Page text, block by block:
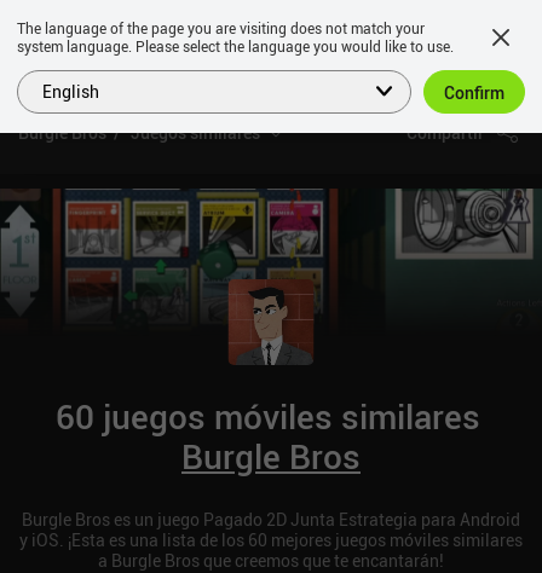
Burgle Bros Juegos similares Compartir
60 juegos móviles similares
Burgle Bros
Burgle Bros es un juego Pagado 2D Junta Estrategia para Android
y iOS. ¡Esta es una lista de los 60 mejores juegos móviles similares
a Burgle Bros que creemos que te encantarán!
The language of the page you are visiting does not match your
system language. Please select the language you would like to use.
English Confirm